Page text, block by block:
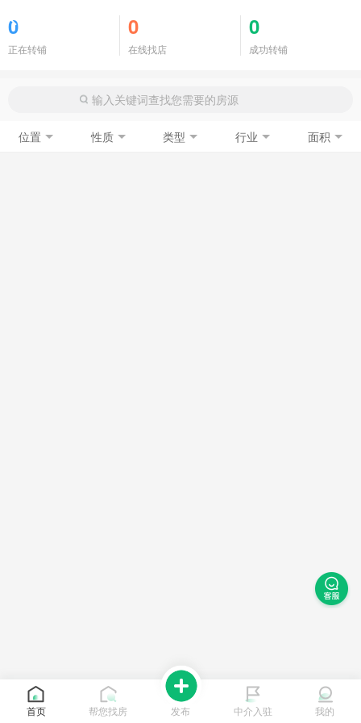
0
正在转铺
0
在线找店
0
成功转铺
位置 性质 类型 行业 面积
首页 帮您找房 发布 中介入驻 我的